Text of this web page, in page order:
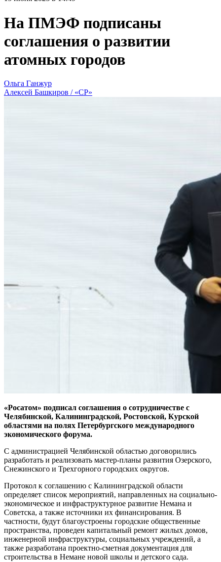
На ПМЭФ подписаны
соглашения о развитии
атомных городов
Ольга Ганжур
Алексей Башкиров / «СР»
«Росатом» подписал соглашения о сотрудничестве с
Челябинской, Калининградской, Ростовской, Курской
областями на полях Петербургского международного
экономического форума.
С администрацией Челябинской областью договорились
разработать и реализовать мастер-планы развития Озерского,
Снежинского и Трехгорного городских округов.
Протокол к соглашению с Калининградской области
определяет список мероприятий, направленных на социально-
экономическое и инфраструктурное развитие Немана и
Советска, а также источники их финансирования. В
частности, будут благоустроены городские общественные
пространства, проведен капитальный ремонт жилых домов,
инженерной инфраструктуры, социальных учреждений, а
также разработана проектно-сметная документация для
строительства в Немане новой школы и детского сада.